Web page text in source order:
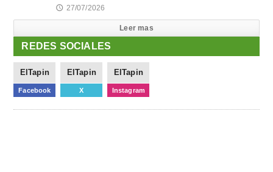
🕔 27/07/2026
Leer mas
REDES SOCIALES
ElTapin
Facebook
ElTapin
X
ElTapin
Instagram